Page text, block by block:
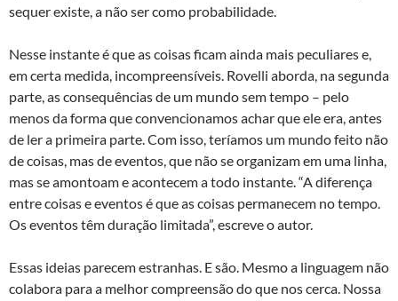
sequer existe, a não ser como probabilidade.
Nesse instante é que as coisas ficam ainda mais peculiares e,
em certa medida, incompreensíveis. Rovelli aborda, na segunda
parte, as consequências de um mundo sem tempo – pelo
menos da forma que convencionamos achar que ele era, antes
de ler a primeira parte. Com isso, teríamos um mundo feito não
de coisas, mas de eventos, que não se organizam em uma linha,
mas se amontoam e acontecem a todo instante. “A diferença
entre coisas e eventos é que as coisas permanecem no tempo.
Os eventos têm duração limitada”, escreve o autor.
Essas ideias parecem estranhas. E são. Mesmo a linguagem não
colabora para a melhor compreensão do que nos cerca. Nossa